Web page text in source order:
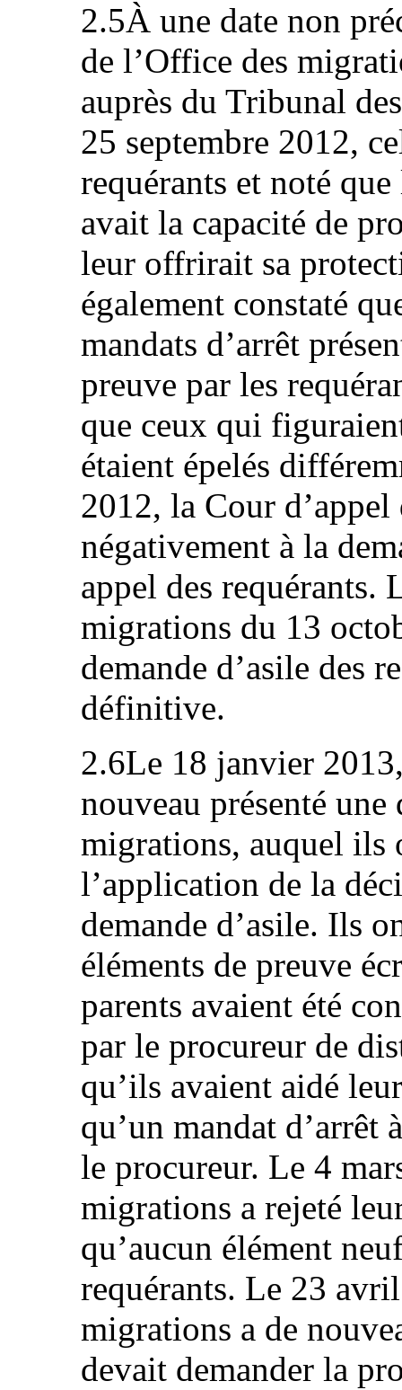
2.5À une date non
de l’Office des
auprès du Tribunal
25 septembre 2012,
requérants et noté
avait la capacité de
leur offrirait sa
également constaté
mandats d’arrêt
preuve par les
que ceux qui
étaient épelés
2012, la Cour
négativement à la
appel des requérants.
migrations du 13
demande d’asile des
définitive.
2.6Le 18 janvier
nouveau présenté
migrations, auquel ils
l’application de la
demande d’asile. Ils
éléments de preuve
parents avaient été
par le procureur de
qu’ils avaient aidé
qu’un mandat d’arrêt
le procureur. Le 4
migrations a rejeté
qu’aucun élément
requérants. Le 23
migrations a de
devait demander la